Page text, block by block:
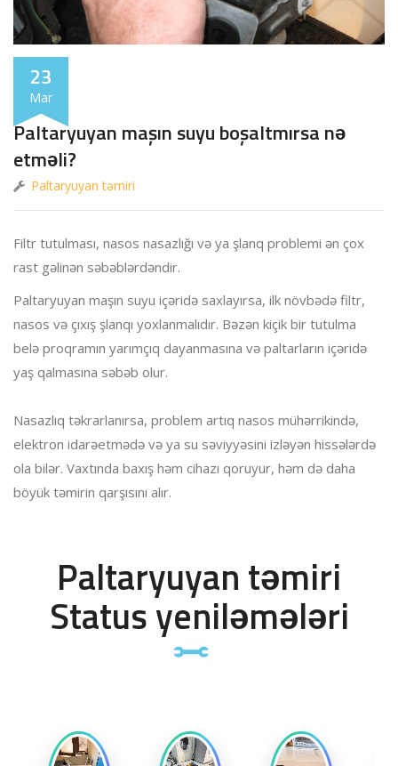
23
Mar
Paltaryuyan maşın suyu boşaltmırsa nə
etməli?
Paltaryuyan təmiri
Filtr tutulması, nasos nasazlığı və ya şlanq problemi ən çox
rast gəlinən səbəblərdəndir.
Paltaryuyan maşın suyu içəridə saxlayırsa, ilk növbədə filtr,
nasos və çıxış şlanqı yoxlanmalıdır. Bəzən kiçik bir tutulma
belə proqramın yarımçıq dayanmasına və paltarların içəridə
yaş qalmasına səbəb olur.
Nasazlıq təkrarlanırsa, problem artıq nasos mühərrikində,
elektron idarəetmədə və ya su səviyyəsini izləyən hissələrdə
ola bilər. Vaxtında baxış həm cihazı qoruyur, həm də daha
böyük təmirin qarşısını alır.
Paltaryuyan təmiri
Status yeniləmələri